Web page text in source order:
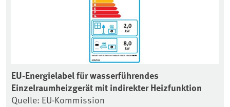
EU-Energielabel für wasserführendes
Einzelraumheizgerät mit indirekter Heizfunktion
Quelle: EU-Kommission